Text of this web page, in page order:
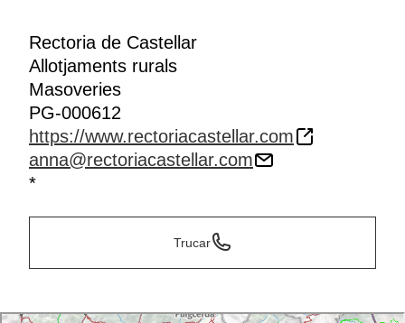
Rectoria de Castellar
Allotjaments rurals
Masoveries
PG-000612
https://www.rectoriacastellar.com
anna@rectoriacastellar.com
*
Trucar